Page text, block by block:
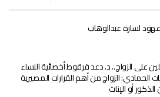
لسارة عبدالوهاب
على الزواج.. د. دعد قرقوط أخصائية النساء
الحمادي: الزواج من أهم القرارات المصيرية
أو الإناث